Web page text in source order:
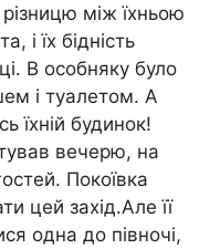
між їхньою
і їх бідність
В особняку було
і туалетом. А
їхній будинок!
вечерю, на
Покоївка
цей захід.Але її
одна до півночі,